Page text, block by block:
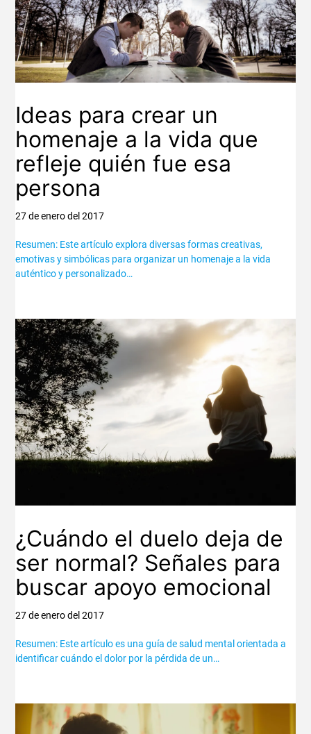
Ideas para crear un
homenaje a la vida que
refleje quién fue esa
persona
27 de enero del 2017
Resumen: Este artículo explora diversas formas creativas,
emotivas y simbólicas para organizar un homenaje a la vida
auténtico y personalizado…
¿Cuándo el duelo deja de
ser normal? Señales para
buscar apoyo emocional
27 de enero del 2017
Resumen: Este artículo es una guía de salud mental orientada a
identificar cuándo el dolor por la pérdida de un…